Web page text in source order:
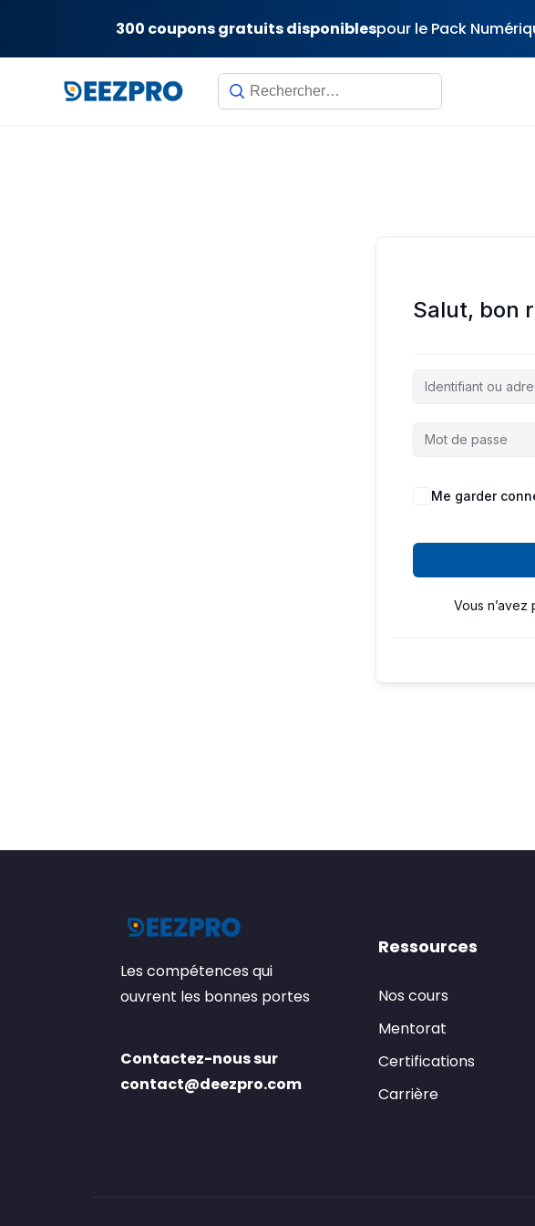
300 coupons gratuits disponiblespour le Pack
Salut, bon
Me garder
Vous n’avez
Les compétences qui
ouvrent les bonnes portes
Contactez-nous sur
contact@deezpro.com
Ressources
Nos cours
Mentorat
Certifications
Carrière